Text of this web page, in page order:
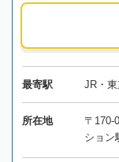
最寄駅 JR・
所在地
〒170-
ション